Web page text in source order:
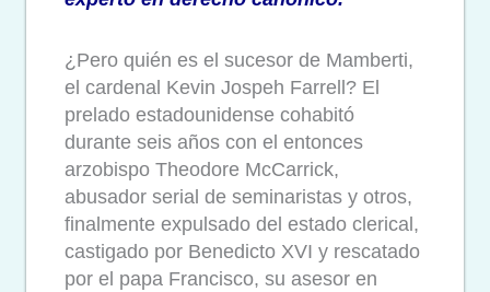
¿Pero quién es el sucesor de Mamberti,
el cardenal Kevin Jospeh Farrell? El
prelado estadounidense cohabitó
durante seis años con el entonces
arzobispo Theodore McCarrick,
abusador serial de seminaristas y otros,
finalmente expulsado del estado clerical,
castigado por Benedicto XVI y rescatado
por el papa Francisco, su asesor en